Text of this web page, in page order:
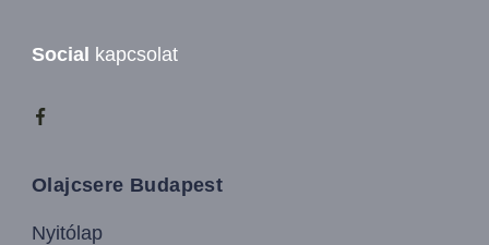
Social kapcsolat
Olajcsere Budapest
Nyitólap